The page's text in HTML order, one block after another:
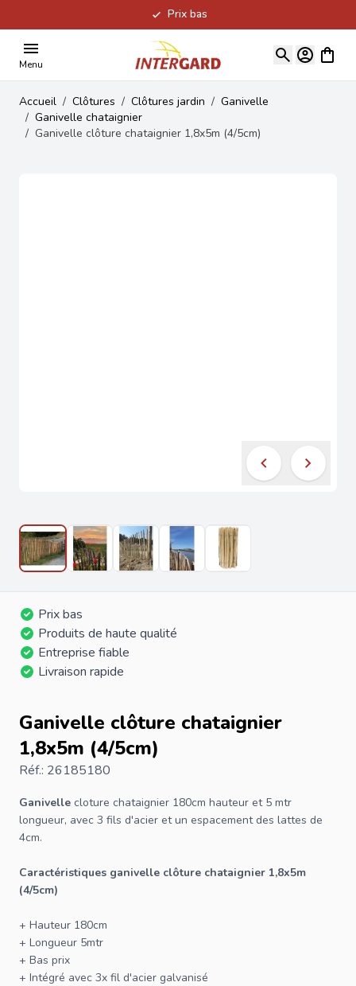
Prix bas
Menu
Voir
Accueil / Clôtures / Clôtures jardin / Ganivelle
/ Ganivelle chataignier
/ Ganivelle clôture chataignier 1,8x5m (4/5cm)
Prix bas
Produits de haute qualité
Entreprise fiable
Livraison rapide
Ganivelle clôture chataignier
1,8x5m (4/5cm)
Réf.: 26185180
Ganivelle cloture chataignier 180cm hauteur et 5 mtr
longueur, avec 3 fils d'acier et un espacement des lattes de
4cm.
Caractéristiques ganivelle clôture chataignier 1,8x5m
(4/5cm)
+ Hauteur 180cm
+ Longueur 5mtr
+ Bas prix
+ Intégré avec 3x fil d'acier galvanisé